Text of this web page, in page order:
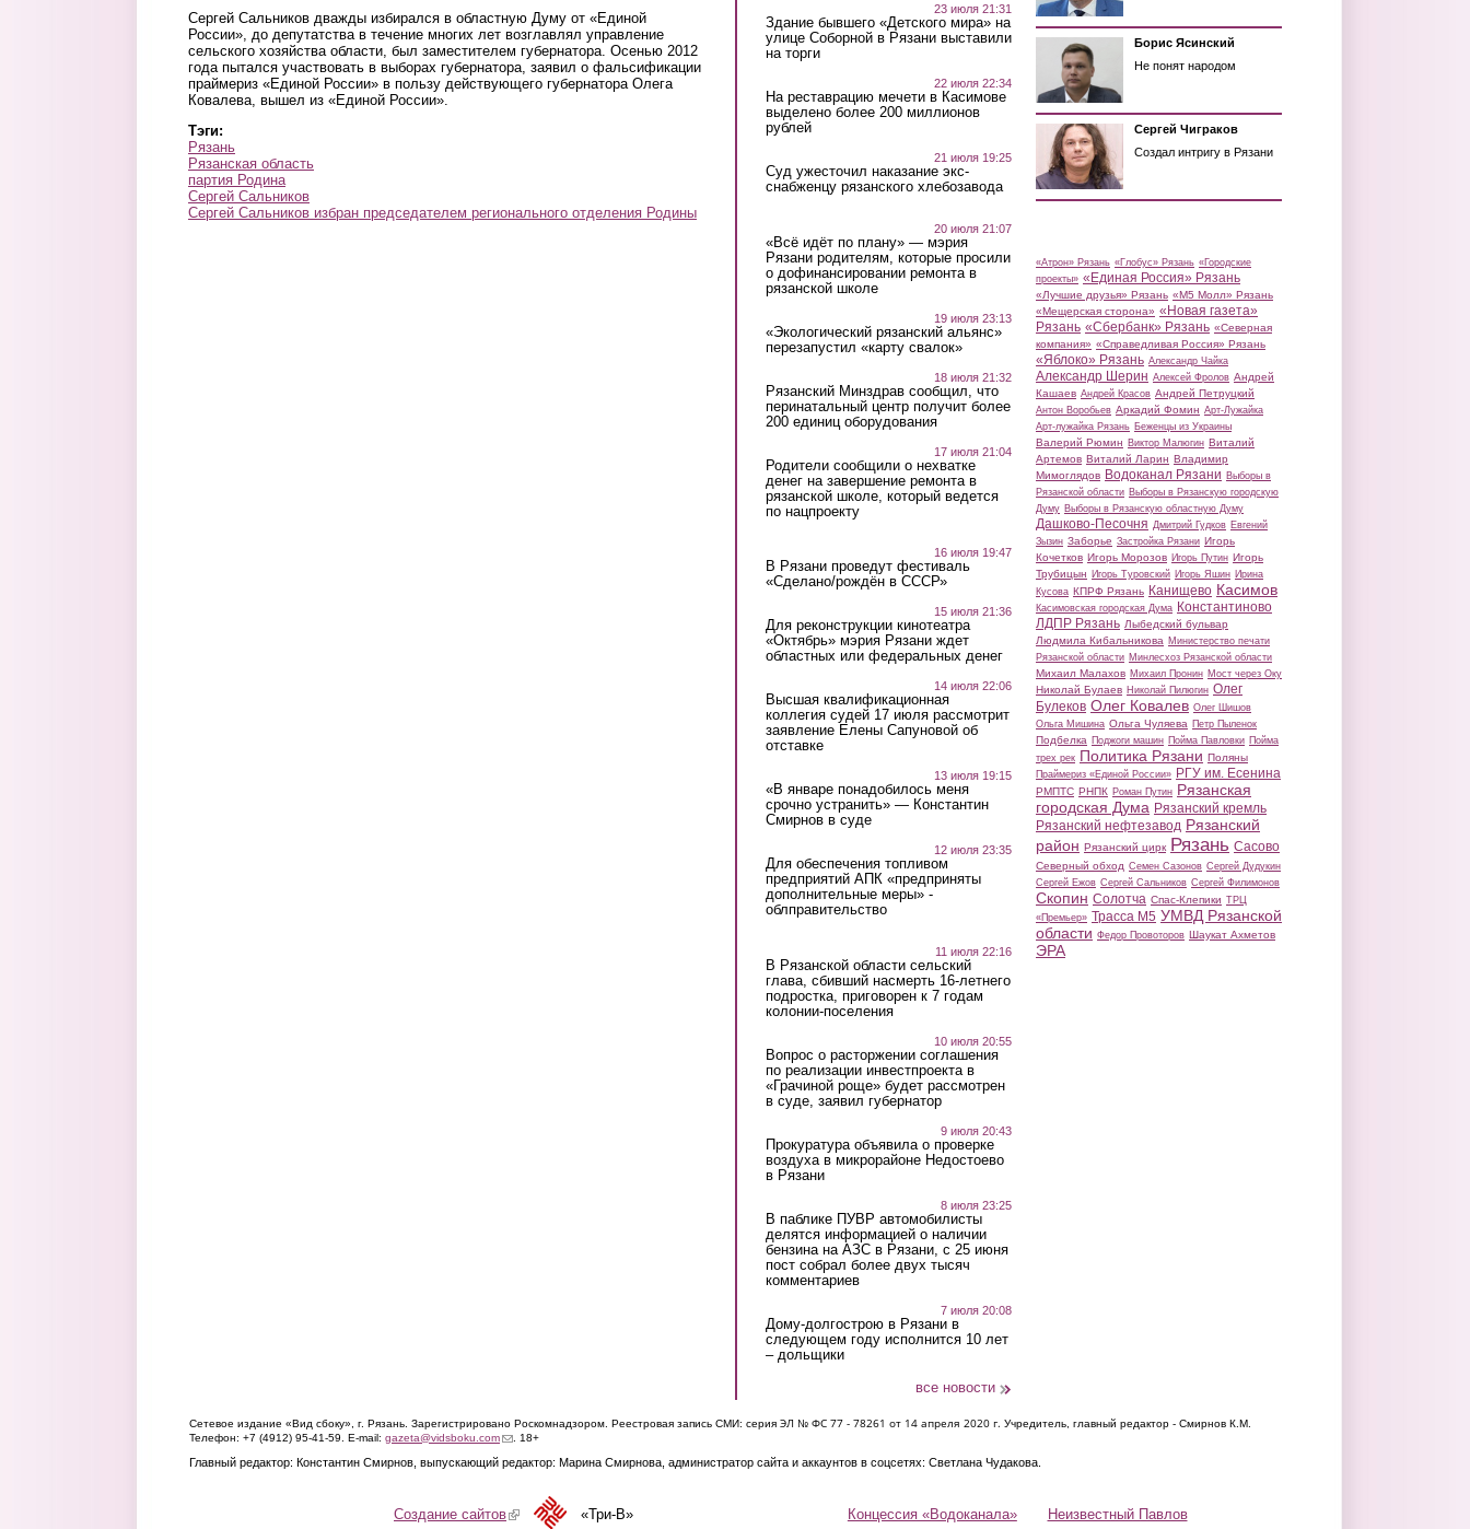
Сергей Сальников дважды избирался в областную Думу от «Единой
России», до депутатства в течение многих лет возглавлял управление
сельского хозяйства области, был заместителем губернатора. Осенью 2012
года пытался участвовать в выборах губернатора, заявил о фальсификации
праймериз «Единой России» в пользу действующего губернатора Олега
Ковалева, вышел из «Единой России».
Тэги:
Рязань
Рязанская область
партия Родина
Сергей Сальников
Сергей Сальников избран председателем регионального отделения Родины
23 июля 21:31
Здание бывшего «Детского мира» на
улице Соборной в Рязани выставили
на торги
22 июля 22:34
На реставрацию мечети в Касимове
выделено более 200 миллионов
рублей
21 июля 19:25
Суд ужесточил наказание экс-
снабженцу рязанского хлебозавода
20 июля 21:07
«Всё идёт по плану» — мэрия
Рязани родителям, которые просили
о дофинансировании ремонта в
рязанской школе
19 июля 23:13
«Экологический рязанский альянс»
перезапустил «карту свалок»
18 июля 21:32
Рязанский Минздрав сообщил, что
перинатальный центр получит более
200 единиц оборудования
17 июля 21:04
Родители сообщили о нехватке
денег на завершение ремонта в
рязанской школе, который ведется
по нацпроекту
16 июля 19:47
В Рязани проведут фестиваль
«Сделано/рождён в СССР»
15 июля 21:36
Для реконструкции кинотеатра
«Октябрь» мэрия Рязани ждет
областных или федеральных денег
14 июля 22:06
Высшая квалификационная
коллегия судей 17 июля рассмотрит
заявление Елены Сапуновой об
отставке
13 июля 19:15
«В январе понадобилось меня
срочно устранить» — Константин
Смирнов в суде
12 июля 23:35
Для обеспечения топливом
предприятий АПК «предприняты
дополнительные меры» -
облправительство
11 июля 22:16
В Рязанской области сельский
глава, сбивший насмерть 16-летнего
подростка, приговорен к 7 годам
колонии-поселения
10 июля 20:55
Вопрос о расторжении соглашения
по реализации инвестпроекта в
«Грачиной роще» будет рассмотрен
в суде, заявил губернатор
9 июля 20:43
Прокуратура объявила о проверке
воздуха в микрорайоне Недостоево
в Рязани
8 июля 23:25
В паблике ПУВР автомобилисты
делятся информацией о наличии
бензина на АЗС в Рязани, с 25 июня
пост собрал более двух тысяч
комментариев
7 июля 20:08
Дому-долгострою в Рязани в
следующем году исполнится 10 лет
– дольщики
все новости
Борис Ясинский
Не понят народом
Сергей Чиграков
Создал интригу в Рязани
«Атрон» Рязань «Глобус» Рязань «Городские
проекты» «Единая Россия» Рязань
«Лучшие друзья» Рязань «М5 Молл» Рязань
«Мещерская сторона» «Новая газета»
Рязань «Сбербанк» Рязань «Северная
компания» «Справедливая Россия» Рязань
«Яблоко» Рязань Александр Чайка
Александр Шерин Алексей Фролов Андрей
Кашаев Андрей Красов Андрей Петруцкий
Антон Воробьев Аркадий Фомин Арт-Лужайка
Арт-лужайка Рязань Беженцы из Украины
Валерий Рюмин Виктор Малюгин Виталий
Артемов Виталий Ларин Владимир
Мимоглядов Водоканал Рязани Выборы в
Рязанской области Выборы в Рязанскую городскую
Думу Выборы в Рязанскую областную Думу
Дашково-Песочня Дмитрий Гудков Евгений
Зызин Заборье Застройка Рязани Игорь
Кочетков Игорь Морозов Игорь Путин Игорь
Трубицын Игорь Туровский Игорь Яшин Ирина
Кусова КПРФ Рязань Канищево Касимов
Касимовская городская Дума Константиново
ЛДПР Рязань Лыбедский бульвар
Людмила Кибальникова Министерство печати
Рязанской области Минлесхоз Рязанской области
Михаил Малахов Михаил Пронин Мост через Оку
Николай Булаев Николай Пилюгин Олег
Булеков Олег Ковалев Олег Шишов
Ольга Мишина Ольга Чуляева Петр Пыленок
Подбелка Поджоги машин Пойма Павловки Пойма
трех рек Политика Рязани Поляны
Праймериз «Единой России» РГУ им. Есенина
РМПТС РНПК Роман Путин Рязанская
городская Дума Рязанский кремль
Рязанский нефтезавод Рязанский
район Рязанский цирк Рязань Сасово
Северный обход Семен Сазонов Сергей Дудукин
Сергей Ежов Сергей Сальников Сергей Филимонов
Скопин Солотча Спас-Клепики ТРЦ
«Премьер» Трасса М5 УМВД Рязанской
области Федор Провоторов Шаукат Ахметов
ЭРА
Сетевое издание «Вид сбоку», г. Рязань. Зарегистрировано Роскомнадзором. Реестровая запись СМИ: серия ЭЛ № ФС 77 - 78261 от 14 апреля 2020 г. Учредитель, главный редактор - Смирнов К.М.
Телефон: +7 (4912) 95-41-59. E-mail: gazeta@vidsboku.com(link sends e-mail)
. 18+
Главный редактор: Константин Смирнов, выпускающий редактор: Марина Смирнова, администратор сайта и аккаунтов в соцсетях: Светлана Чудакова.
Концессия «Водоканала» Неизвестный Павлов
Создание сайтов(link is external)«Три-В»